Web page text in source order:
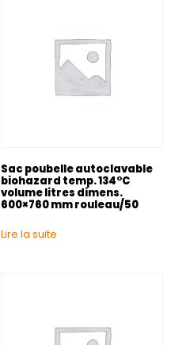
Sac poubelle autoclavable
biohazard temp. 134°C
volume litres dimens.
600×760 mm rouleau/50
Lire la suite